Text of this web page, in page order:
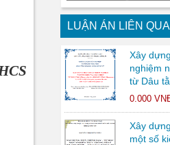
LUẬN ÁN LIÊN
Xây
nghiệm
từ Dâu
0.000
Xây
một số